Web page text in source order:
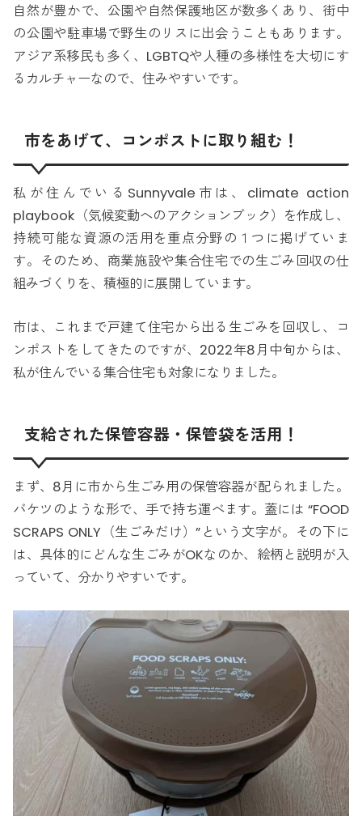
自然が豊かで、公園や自然保護地区が数多くあり、街中
の公園や駐車場で野生のリスに出会うこともあります。
アジア系移民も多く、LGBTQや人種の多様性を大切にす
るカルチャーなので、住みやすいです。
市をあげて、コンポストに取り組む！
私が住んでいるSunnyvale市は、climate action
playbook（気候変動へのアクションブック）を作成し、
持続可能な資源の活用を重点分野の１つに掲げていま
す。そのため、商業施設や集合住宅での生ごみ回収の仕
組みづくりを、積極的に展開しています。
市は、これまで戸建て住宅から出る生ごみを回収し、コ
ンポストをしてきたのですが、2022年8月中旬からは、
私が住んでいる集合住宅も対象になりました。
支給された保管容器・保管袋を活用！
まず、8月に市から生ごみ用の保管容器が配られました。
バケツのような形で、手で持ち運べます。蓋には “FOOD
SCRAPS ONLY（生ごみだけ）”という文字が。その下に
は、具体的にどんな生ごみがOKなのか、絵柄と説明が入
っていて、分かりやすいです。